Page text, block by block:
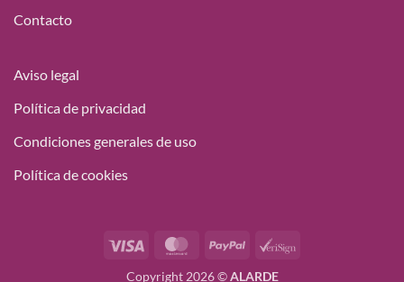
Contacto
Aviso legal
Política de privacidad
Condiciones generales de uso
Política de cookies
Visa MasterCardPayPal
Copyright 2026 ©ALARDE